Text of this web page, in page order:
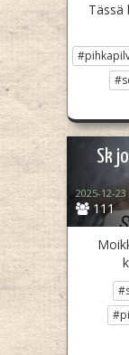
Tässä
Sk
111
2025-12-23